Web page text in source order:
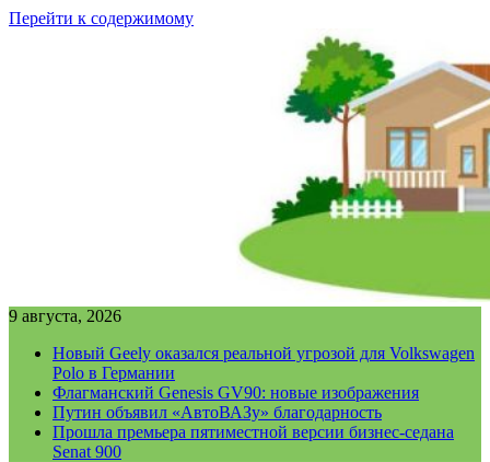
Перейти к содержимому
9 августа, 2026
Новый Geely оказался реальной угрозой для Volkswagen
Polo в Германии
Флагманский Genesis GV90: новые изображения
Путин объявил «АвтоВАЗу» благодарность
Прошла премьера пятиместной версии бизнес-седана
Senat 900